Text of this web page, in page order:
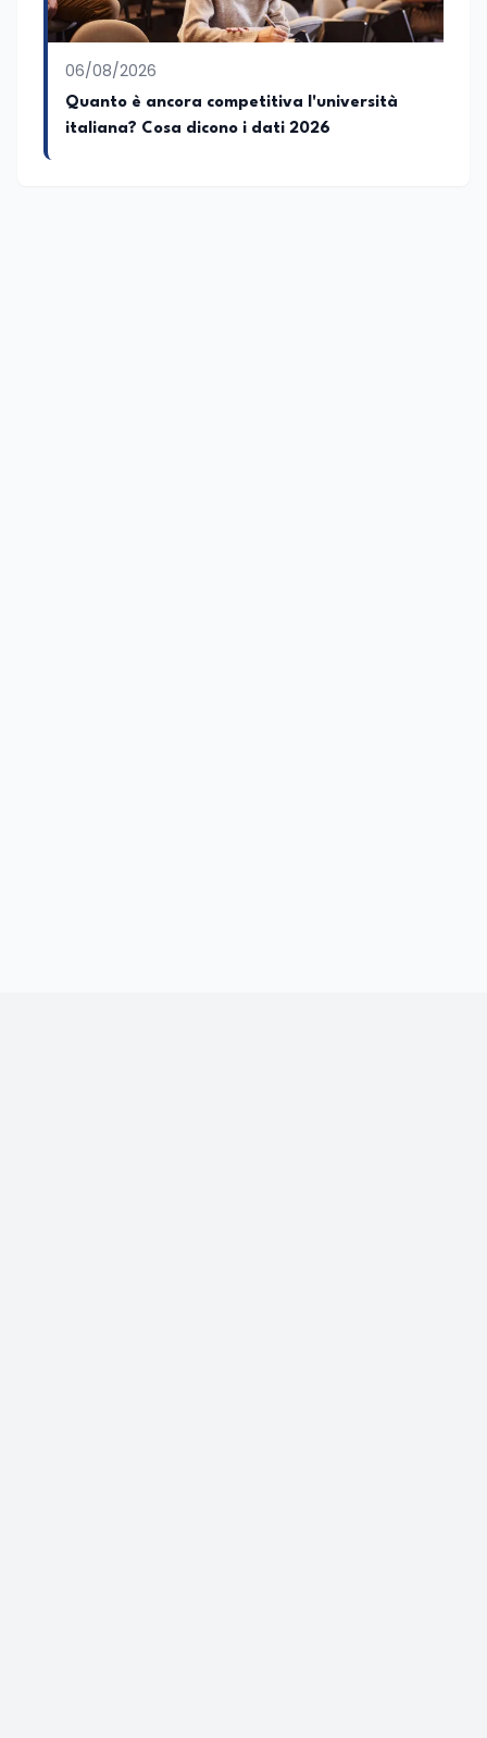
06/08/2026
Quanto è ancora competitiva l'università
italiana? Cosa dicono i dati 2026